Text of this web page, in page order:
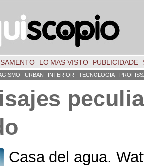
LO MAS VISTO PUBLICIDADE
URBAN INTERIOR TECNOLOGIA
Casa del agua.